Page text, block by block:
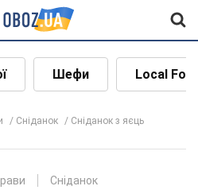
Шефи Local
Сніданок Сніданок з яєць
Сніданок